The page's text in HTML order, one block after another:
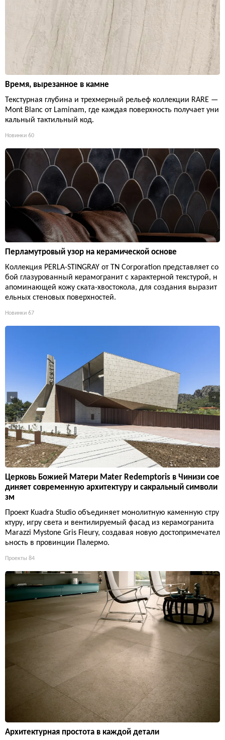
Время, вырезанное в камне
Текстурная глубина и трехмерный рельеф коллекции RARE —
Mont Blanc от Laminam, где каждая поверхность получает уни
кальный тактильный код.
Новинки 60
Перламутровый узор на керамической основе
Коллекция PERLA-STINGRAY от TN Corporation представляет со
бой глазурованный керамогранит с характерной текстурой, н
апоминающей кожу ската-хвостокола, для создания выразит
ельных стеновых поверхностей.
Новинки 67
Церковь Божией Матери Mater Redemptoris в Чинизи сое
диняет современную архитектуру и сакральный символи
зм
Проект Kuadra Studio объединяет монолитную каменную стру
ктуру, игру света и вентилируемый фасад из керамогранита
Marazzi Mystone Gris Fleury, создавая новую достопримечател
ьность в провинции Палермо.
Проекты 84
Архитектурная простота в каждой детали